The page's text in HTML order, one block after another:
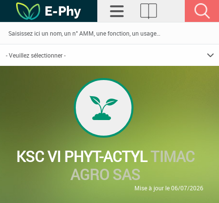
KSC VI PHYT-ACTYLTIMAC
AGRO SAS
Mise à jour le 06/07/2026